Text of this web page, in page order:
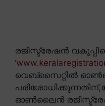
രജിസ്ട്രേഷൻ
‘
വെബ്സൈറ്റിൽ
ഓൺലൈൻ